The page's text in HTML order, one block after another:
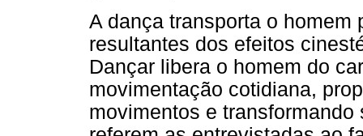
A dança transporta o homem
resultantes dos efeitos
Dançar libera o homem do
movimentação cotidiana,
movimentos e